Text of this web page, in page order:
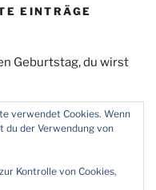
EINTRÄGE
Geburtstag, du wirst
verwendet Cookies. Wenn
der Verwendung von
Kontrolle von Cookies,